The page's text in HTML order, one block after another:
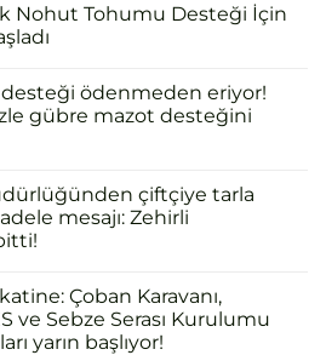
İlk Nohut Tohumu Desteği İçin
ödenmeden eriyor!
gübre mazot desteğini
çiftçiye tarla
mesajı: Zehirli
Çoban Karavanı,
ve Sebze Serası Kurulumu
yarın başlıyor!